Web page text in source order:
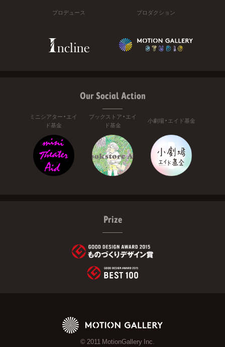
プロデュース プロダクション
Our Social Action
ミニシアター・エイ
ド基金
ブックストア・エイ
ド基金
小劇場・エイド基金
Prize
© 2011 MotionGallery Inc.